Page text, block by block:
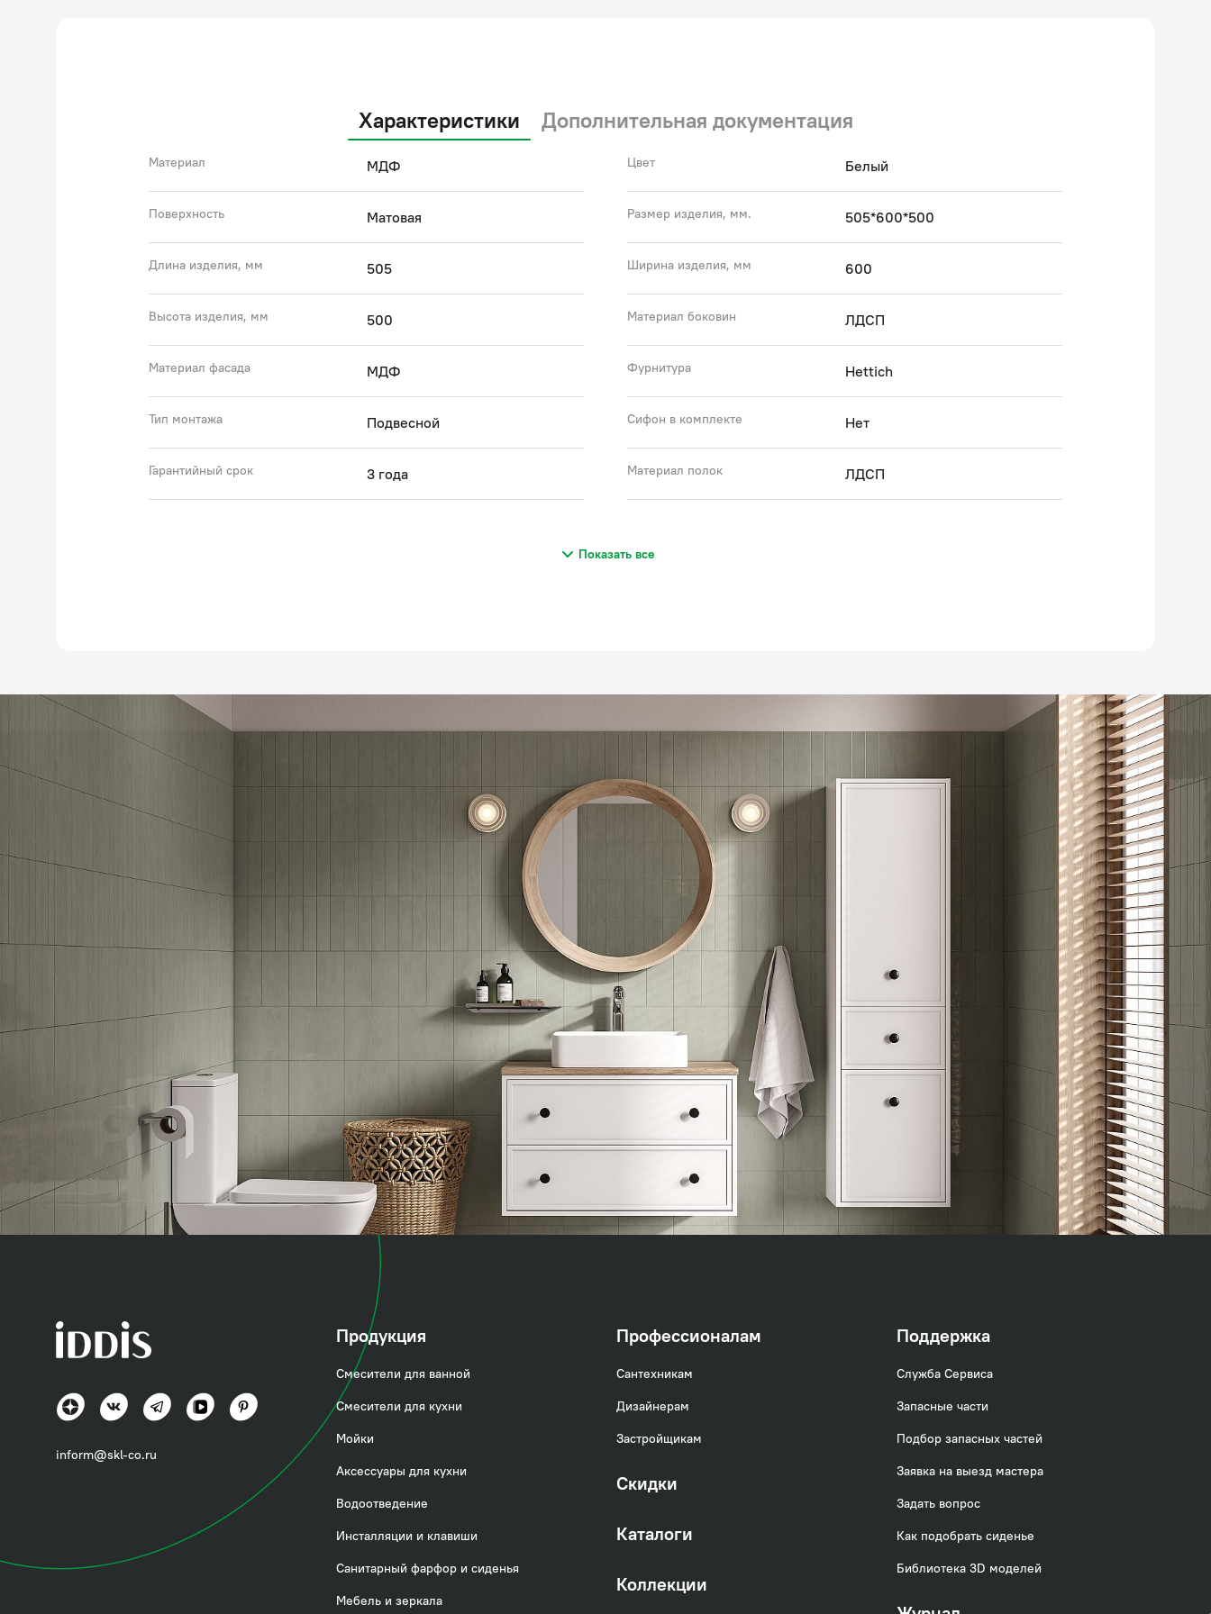
360°
Характеристики Дополнительная документация
Материал МДФ Цвет Белый
Поверхность Матовая Размер изделия, мм. 505*600*500
Длина изделия, мм 505 Ширина изделия, мм 600
Высота изделия, мм 500 Материал боковин ЛДСП
Материал фасада МДФ Фурнитура Hettich
Тип монтажа Подвесной Сифон в комплекте Нет
Гарантийный срок 3 года Материал полок ЛДСП
Показать все
Торр (Torr)
inform@skl-co.ru
Продукция
Смесители для ванной
Смесители для кухни
Мойки
Аксессуары для кухни
Водоотведение
Инсталляции и клавиши
Санитарный фарфор и сиденья
Мебель и зеркала
Профессионалам
Сантехникам
Дизайнерам
Застройщикам
Скидки
Каталоги
Коллекции
Поддержка
Служба Сервиса
Запасные части
Подбор запасных частей
Заявка на выезд мастера
Задать вопрос
Как подобрать сиденье
Библиотека 3D моделей